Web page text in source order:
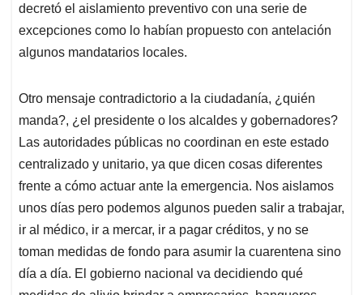
decretó el aislamiento preventivo con una serie de
excepciones como lo habían propuesto con antelación
algunos mandatarios locales.
Otro mensaje contradictorio a la ciudadanía, ¿quién
manda?, ¿el presidente o los alcaldes y gobernadores?
Las autoridades públicas no coordinan en este estado
centralizado y unitario, ya que dicen cosas diferentes
frente a cómo actuar ante la emergencia. Nos aislamos
unos días pero podemos algunos pueden salir a trabajar,
ir al médico, ir a mercar, ir a pagar créditos, y no se
toman medidas de fondo para asumir la cuarentena sino
día a día. El gobierno nacional va decidiendo qué